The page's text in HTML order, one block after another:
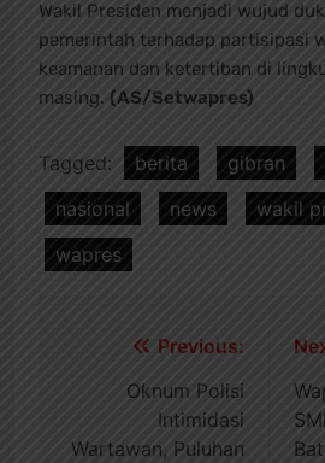
Wakil Presiden menjadi wujud
pemerintah terhadap partisipasi
keamanan dan ketertiban di
masing. (AS/Setwapres)
Tagged: berita gibran
nasional
news
wakil
wapres
NavigasiPrevious:
Oknum Polisi
Intimidasi
Wartawan, Puluhan